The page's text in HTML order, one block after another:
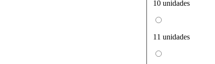
10 unidades
11 unidades